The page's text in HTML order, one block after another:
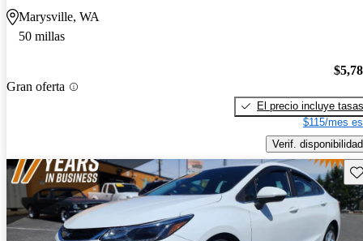
Marysville, WA
50 millas
Gran oferta
El precio incluye tasas
$115/mes
Verif. disponibilidad